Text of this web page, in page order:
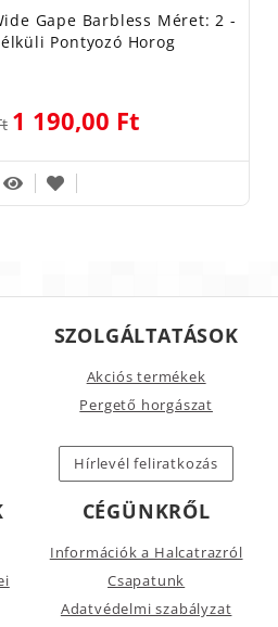
Gape Barbless Méret: 2 -
Pontyozó Horog
1 190,00 Ft
SZOLGÁLTATÁSOK
Akciós termékek
Pergető horgászat
Hírlevél feliratkozás
CÉGÜNKRŐL
Információk a Halcatrazról
Csapatunk
Adatvédelmi szabályzat